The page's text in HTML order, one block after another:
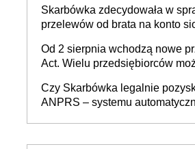
Skarbówka zdecydowała w
przelewów od brata na konto
darowizna, ale podatku jednak
Od 2 sierpnia wchodzą nowe
Act. Wielu przedsiębiorców
Czy Skarbówka legalnie
ANPRS – systemu